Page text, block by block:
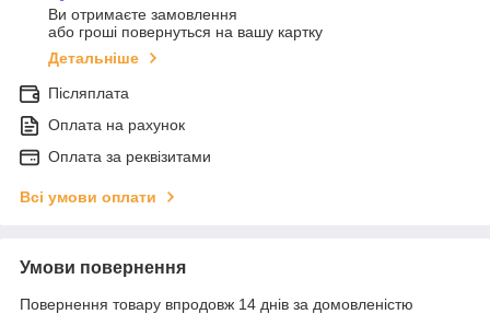
Ви отримаєте замовлення
або гроші повернуться на вашу картку
Детальніше
Післяплата
Оплата на рахунок
Оплата за реквізитами
Всі умови оплати
Умови повернення
Повернення товару впродовж 14 днів за домовленістю